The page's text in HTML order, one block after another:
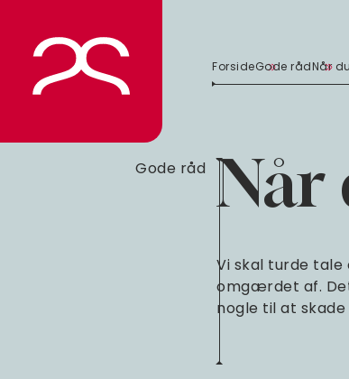
indhold
ForsideGode rådNår
Når
Vi skal turde
omgærdet af.
nogle til at
Gode råd